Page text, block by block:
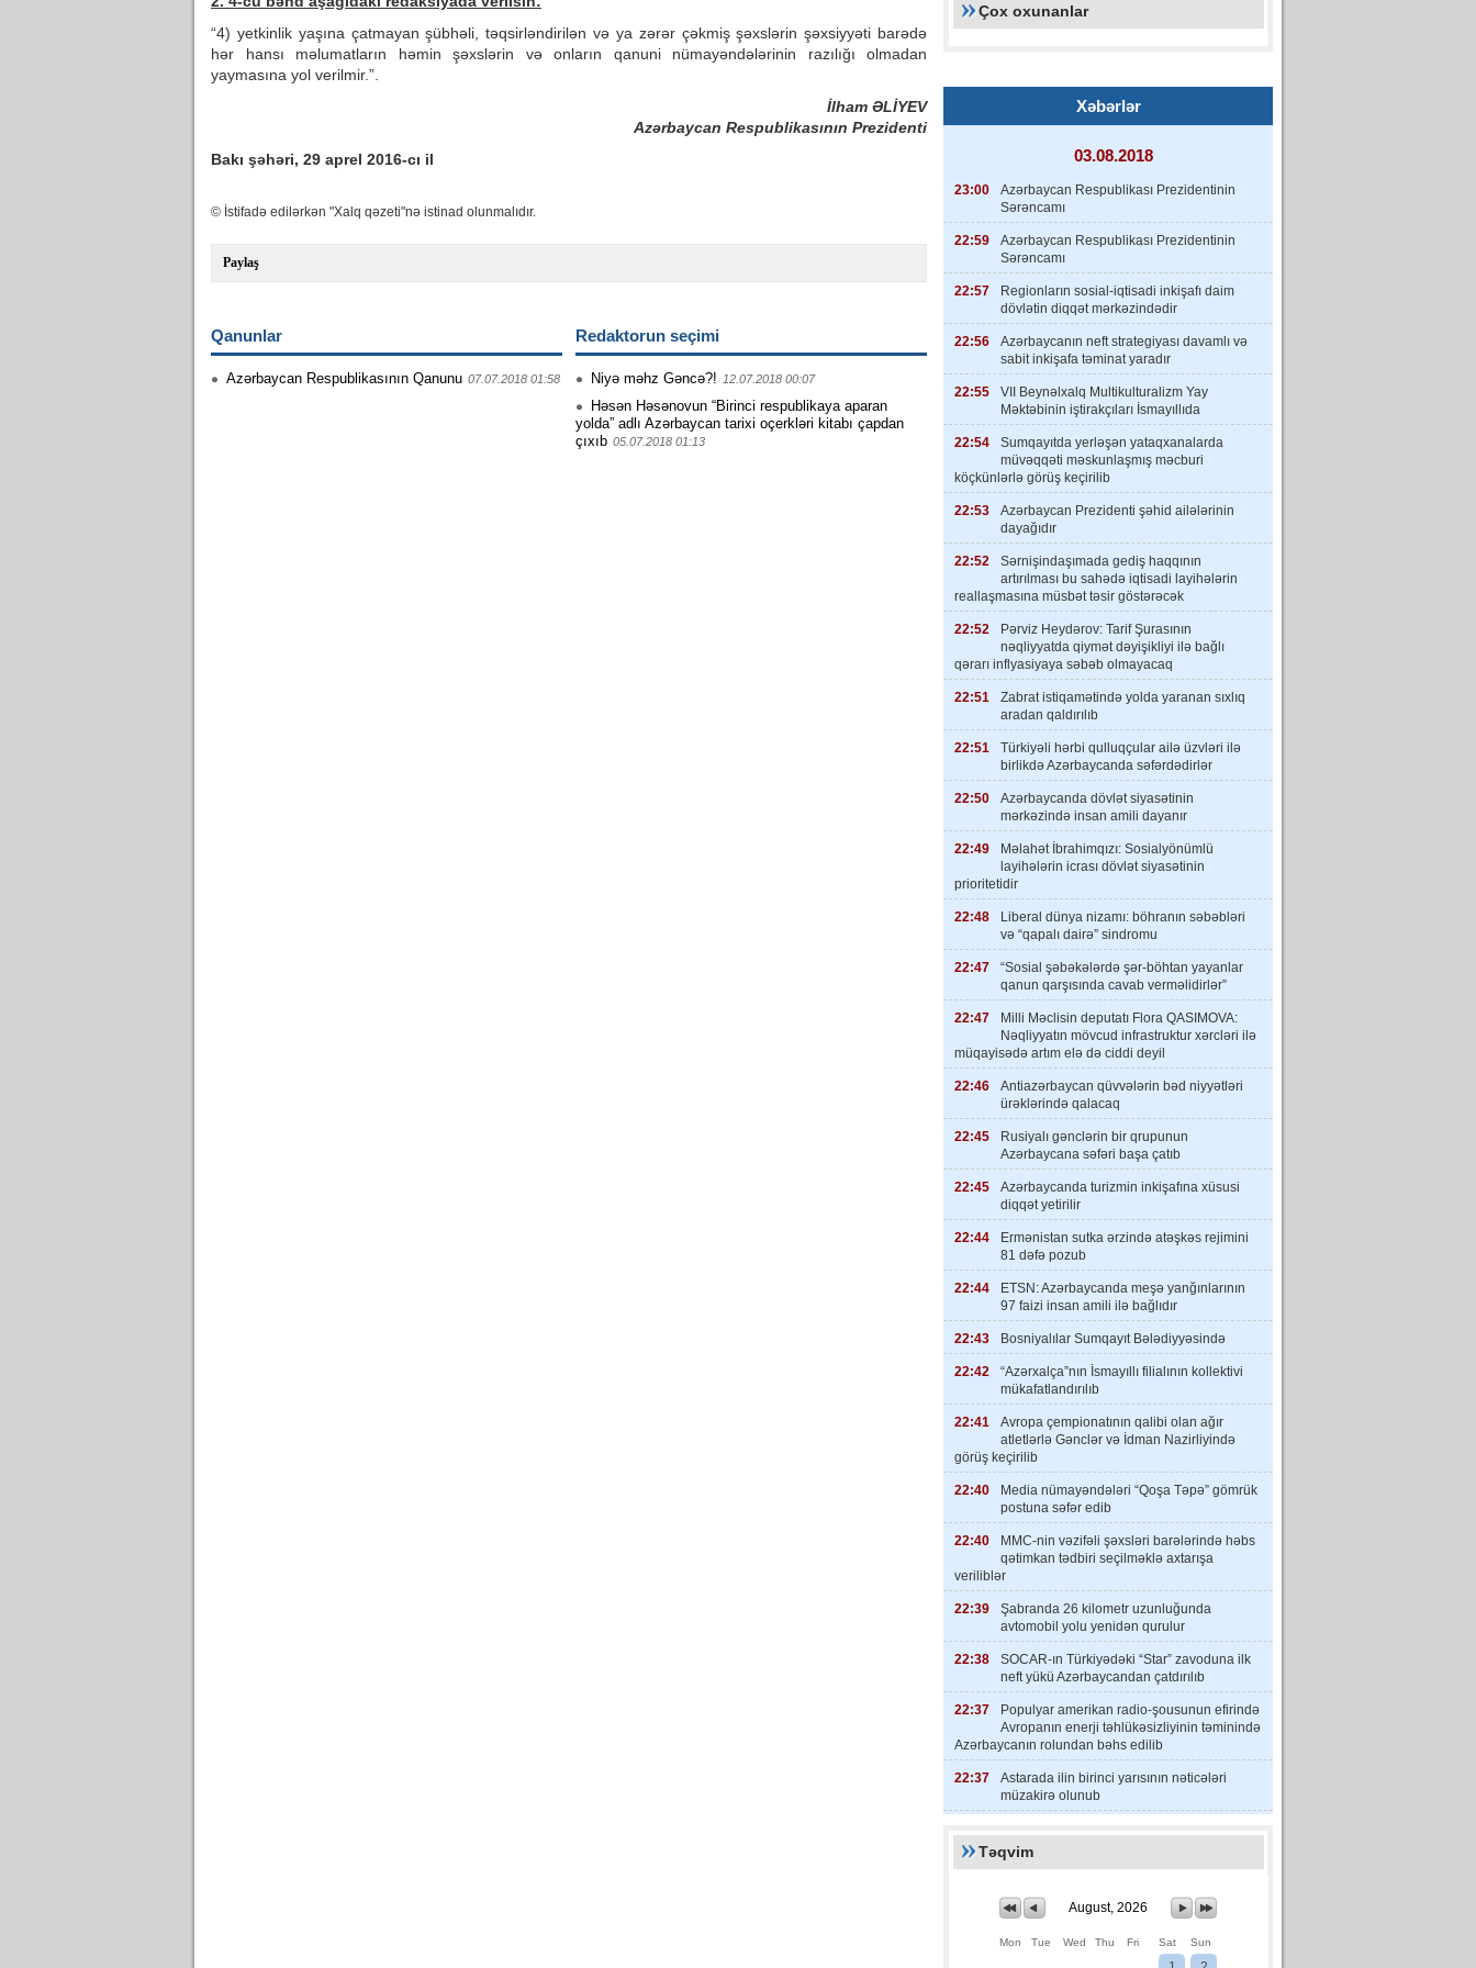
“4) yetkinlik yaşına çatmayan şübhəli, təqsirləndirilən və ya zərər çəkmiş şəxslərin şəxsiyyəti barədə
hər hansı məlumatların həmin şəxslərin və onların qanuni nümayəndələrinin razılığı olmadan
yaymasına yol verilmir.”.
İlham ƏLİYEV
Azərbaycan Respublikasının Prezidenti
Bakı şəhəri, 29 aprel 2016-cı il
© İstifadə edilərkən "Xalq qəzeti"nə istinad olunmalıdır.
Paylaş
Qanunlar
Azərbaycan Respublikasının Qanunu 07.07.2018 01:58
Redaktorun seçimi
Niyə məhz Gəncə?! 12.07.2018 00:07
Həsən Həsənovun “Birinci respublikaya aparan
yolda” adlı Azərbaycan tarixi oçerkləri kitabı çapdan
çıxıb 05.07.2018 01:13
Çox oxunanlar
Xəbərlər
03.08.2018
23:00
Azərbaycan Respublikası Prezidentinin
Sərəncamı
22:59
Azərbaycan Respublikası Prezidentinin
Sərəncamı
22:57
Regionların sosial-iqtisadi inkişafı daim
dövlətin diqqət mərkəzindədir
22:56
Azərbaycanın neft strategiyası davamlı və
sabit inkişafa təminat yaradır
22:55
VII Beynəlxalq Multikulturalizm Yay
Məktəbinin iştirakçıları İsmayıllıda
22:54
Sumqayıtda yerləşən yataqxanalarda
müvəqqəti məskunlaşmış məcburi
köçkünlərlə görüş keçirilib
22:53
Azərbaycan Prezidenti şəhid ailələrinin
dayağıdır
22:52
Sərnişindaşımada gediş haqqının
artırılması bu sahədə iqtisadi layihələrin
reallaşmasına müsbət təsir göstərəcək
22:52
Pərviz Heydərov: Tarif Şurasının
nəqliyyatda qiymət dəyişikliyi ilə bağlı
qərarı inflyasiyaya səbəb olmayacaq
22:51
Zabrat istiqamətində yolda yaranan sıxlıq
aradan qaldırılıb
22:51
Türkiyəli hərbi qulluqçular ailə üzvləri ilə
birlikdə Azərbaycanda səfərdədirlər
22:50
Azərbaycanda dövlət siyasətinin
mərkəzində insan amili dayanır
22:49
Məlahət İbrahimqızı: Sosialyönümlü
layihələrin icrası dövlət siyasətinin
prioritetidir
22:48
Liberal dünya nizamı: böhranın səbəbləri
və “qapalı dairə” sindromu
22:47
“Sosial şəbəkələrdə şər-böhtan yayanlar
qanun qarşısında cavab verməlidirlər”
22:47
Milli Məclisin deputatı Flora QASIMOVA:
Nəqliyyatın mövcud infrastruktur xərcləri ilə
müqayisədə artım elə də ciddi deyil
22:46
Antiazərbaycan qüvvələrin bəd niyyətləri
ürəklərində qalacaq
22:45
Rusiyalı gənclərin bir qrupunun
Azərbaycana səfəri başa çatıb
22:45
Azərbaycanda turizmin inkişafına xüsusi
diqqət yetirilir
22:44
Ermənistan sutka ərzində atəşkəs rejimini
81 dəfə pozub
22:44
ETSN: Azərbaycanda meşə yanğınlarının
97 faizi insan amili ilə bağlıdır
22:43 Bosniyalılar Sumqayıt Bələdiyyəsində
22:42
“Azərxalça”nın İsmayıllı filialının kollektivi
mükafatlandırılıb
22:41
Avropa çempionatının qalibi olan ağır
atletlərlə Gənclər və İdman Nazirliyində
görüş keçirilib
22:40
Media nümayəndələri “Qoşa Təpə” gömrük
postuna səfər edib
22:40
MMC-nin vəzifəli şəxsləri barələrində həbs
qətimkan tədbiri seçilməklə axtarışa
veriliblər
22:39
Şabranda 26 kilometr uzunluğunda
avtomobil yolu yenidən qurulur
22:38
SOCAR-ın Türkiyədəki “Star” zavoduna ilk
neft yükü Azərbaycandan çatdırılıb
22:37
Populyar amerikan radio-şousunun efirində
Avropanın enerji təhlükəsizliyinin təminində
Azərbaycanın rolundan bəhs edilib
22:37
Astarada ilin birinci yarısının nəticələri
müzakirə olunub
Təqvim
August, 2026
Mon Tue Wed Thu Fri Sat Sun